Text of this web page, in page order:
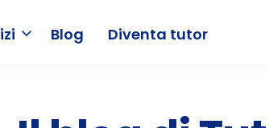
Blog Diventa tutor